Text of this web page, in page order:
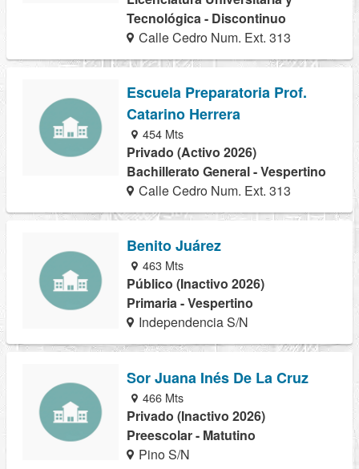
Tecnológica - Discontinuo
Calle Cedro Num. Ext. 313
Escuela Preparatoria Prof.
Catarino Herrera
454 Mts
Privado (Activo 2026)
Bachillerato General - Vespertino
Calle Cedro Num. Ext. 313
Benito Juárez
463 Mts
Público (Inactivo 2026)
Primaria - Vespertino
Independencia S/N
Sor Juana Inés De La Cruz
466 Mts
Privado (Inactivo 2026)
Preescolar - Matutino
Pino S/N